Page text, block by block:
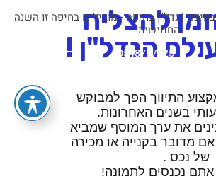
0548777325
להצליח
הנדל"ן !
התיווך הפך למבוקש
בשנים האחרונות.
את ערך המוסף שמביא
אם מדובר בקנייה או מכירה
של נכס .
אתם נכנסים לתמונה!